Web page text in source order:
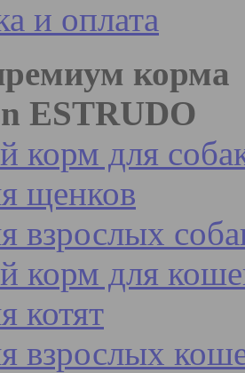
и оплата
корма
ESTRUDO
корм для
щенков
взрослых
корм для
котят
взрослых